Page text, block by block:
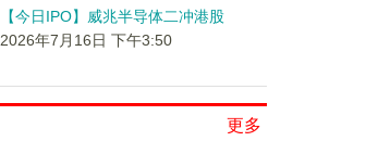
【今日IPO】威兆半导体二冲港股
2026年7月16日 下午3:50
更多